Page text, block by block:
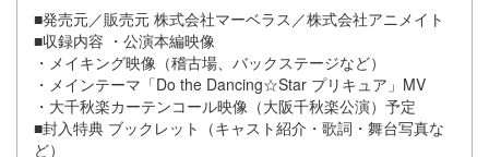
■発売元／販売元 株式会社マーベラス／株式会社アニメイト
■収録内容 ・公演本編映像
・メイキング映像（稽古場、バックステージなど）
・メインテーマ「Do the Dancing☆Star プリキュア」MV
・大千秋楽カーテンコール映像（大阪千秋楽公演）予定
■封入特典 ブックレット（キャスト紹介・歌詞・舞台写真な
ど）